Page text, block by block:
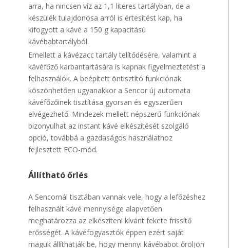
arra, ha nincsen víz az 1,1 literes tartályban, de a
készülék tulajdonosa arról is értesítést kap, ha
kifogyott a kávé a 150 g kapacitású
kávébabtartályból.
Emellett a kávézacc tartály telítődésére, valamint a
kávéfőző karbantartására is kapnak figyelmeztetést a
felhasználók. A beépített öntisztító funkciónak
köszönhetően ugyanakkor a Sencor új automata
kávéfőzőinek tisztítása gyorsan és egyszerűen
elvégezhető. Mindezek mellett népszerű funkciónak
bizonyulhat az instant kávé elkészítését szolgáló
opció, továbbá a gazdaságos használathoz
fejlesztett ECO-mód.
Állítható őrlés
A Sencornál tisztában vannak vele, hogy a lefőzéshez
felhasznált kávé mennyisége alapvetően
meghatározza az elkészíteni kívánt fekete frissítő
erősségét. A kávéfogyasztók éppen ezért saját
maguk állíthatják be, hogy mennyi kávébabot őröljön